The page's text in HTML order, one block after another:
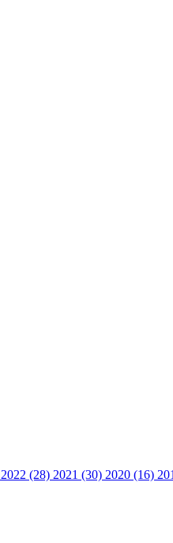
2022 (28) 2021 (30) 2020 (16)